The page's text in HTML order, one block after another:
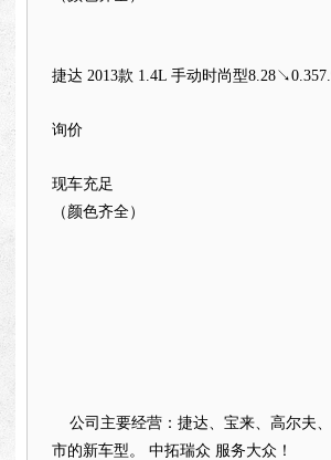
捷达 2013款 1.4L 手动时尚型
询价
现车充足
（颜色齐全）
公司主要经营：捷达、宝来、高尔夫
市的新车型。 中拓瑞众 服务大众！